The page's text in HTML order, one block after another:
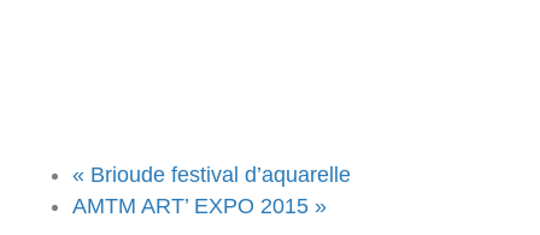
« Brioude festival d’aquarelle
AMTM ART’ EXPO 2015 »